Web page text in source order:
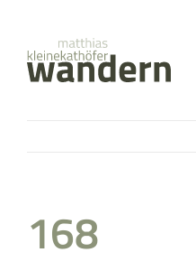
springen
Inhalt
springen
168